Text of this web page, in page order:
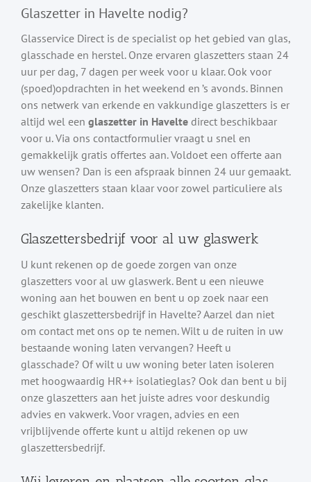
Glaszetter in Havelte nodig?
Glasservice Direct is de specialist op het gebied van glas,
glasschade en herstel. Onze ervaren glaszetters staan 24
uur per dag, 7 dagen per week voor u klaar. Ook voor
(spoed)opdrachten in het weekend en ’s avonds. Binnen
ons netwerk van erkende en vakkundige glaszetters is er
altijd wel een glaszetter in Havelte direct beschikbaar
voor u. Via ons contactformulier vraagt u snel en
gemakkelijk gratis offertes aan. Voldoet een offerte aan
uw wensen? Dan is een afspraak binnen 24 uur gemaakt.
Onze glaszetters staan klaar voor zowel particuliere als
zakelijke klanten.
Glaszettersbedrijf voor al uw glaswerk
U kunt rekenen op de goede zorgen van onze
glaszetters voor al uw glaswerk. Bent u een nieuwe
woning aan het bouwen en bent u op zoek naar een
geschikt glaszettersbedrijf in Havelte? Aarzel dan niet
om contact met ons op te nemen. Wilt u de ruiten in uw
bestaande woning laten vervangen? Heeft u
glasschade? Of wilt u uw woning beter laten isoleren
met hoogwaardig HR++ isolatieglas? Ook dan bent u bij
onze glaszetters aan het juiste adres voor deskundig
advies en vakwerk. Voor vragen, advies en een
vrijblijvende offerte kunt u altijd rekenen op uw
glaszettersbedrijf.